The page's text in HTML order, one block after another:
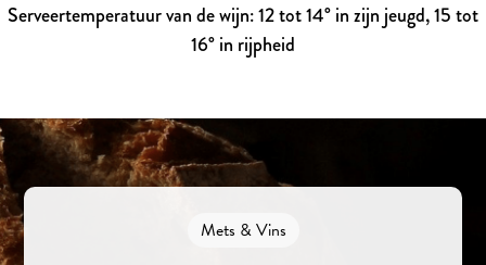
Serveertemperatuur van de wijn: 12 tot 14° in zijn jeugd, 15 tot
16° in rijpheid
Mets & Vins